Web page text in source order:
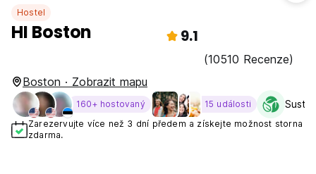
Hostel
HI Boston 9.1
(10510 Recenze)
Boston · Zobrazit mapu
160+ hostovaný 15 události
Zarezervujte více než 3 dní předem a získejte možnost storna
zdarma.